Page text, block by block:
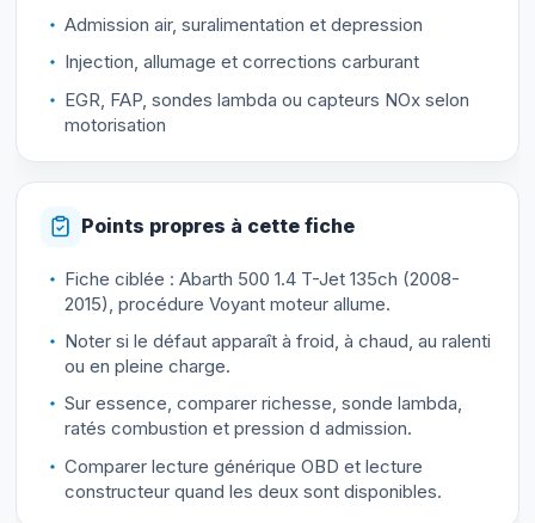
Admission air, suralimentation et depression
Injection, allumage et corrections carburant
EGR, FAP, sondes lambda ou capteurs NOx selon
motorisation
Points propres à cette fiche
Fiche ciblée : Abarth 500 1.4 T-Jet 135ch (2008-
2015), procédure Voyant moteur allume.
Noter si le défaut apparaît à froid, à chaud, au ralenti
ou en pleine charge.
Sur essence, comparer richesse, sonde lambda,
ratés combustion et pression d admission.
Comparer lecture générique OBD et lecture
constructeur quand les deux sont disponibles.